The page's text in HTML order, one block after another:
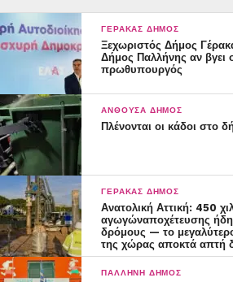
ΓΈΡΑΚΑΣ ΔΉΜΟΣ
Ξεχωριστός Δήμος
Δήμος Παλλήνης αν βγει
πρωθυπουργός
ΑΝΘΟΎΣΑ ΔΉΜΟΣ
Πλένονται οι κάδοι στο
ΓΈΡΑΚΑΣ ΔΉΜΟΣ
Ανατολική Αττική: 450
αγωγώναποχέτευσης
δρόμους — το
της χώρας αποκτά απτή
ΠΑΛΛΉΝΗ ΔΉΜΟΣ